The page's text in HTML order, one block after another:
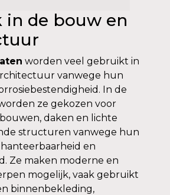
in de bouw en
worden veel gebruikt in
vanwege hun
In de
ze gekozen voor
daken en lichte
structuren vanwege hun
en
Ze maken moderne en
mogelijk, vaak gebruikt
binnenbekleding,